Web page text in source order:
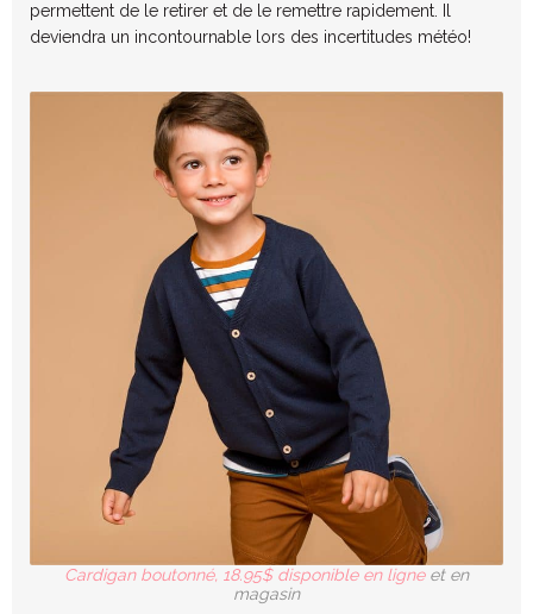
permettent de le retirer et de le remettre rapidement. Il
deviendra un incontournable lors des incertitudes météo!
Cardigan boutonné, 18.95$ disponible en ligneet en
magasin